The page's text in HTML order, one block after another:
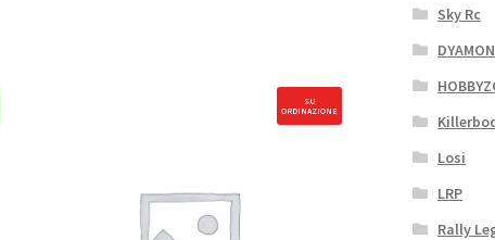
SU
ORDINAZIONE
Sky Rc
Losi
LRP
Rally